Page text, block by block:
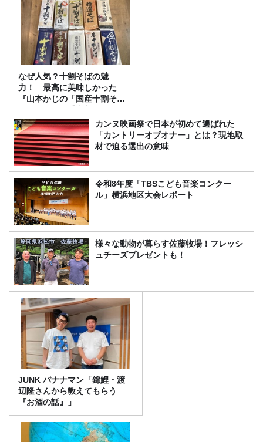
なぜ人気？十割そばの魅
力！ 最高に美味しかった
『山本かじの「国産十割そ
ば」』とは？【十割そば10種
食べ比べ】
カンヌ映画祭で日本が初めて選ばれた
「カントリーオブオナー」とは？現地取
材で迫る選出の意味
令和8年度「TBSこども音楽コンクー
ル」横浜地区大会レポート
様々な動物が暮らす佐藤牧場！フレッシ
ュチーズプレゼントも！
JUNK バナナマン「錦鯉・渡
辺隆さんから教えてもらう
『お酒の話』」